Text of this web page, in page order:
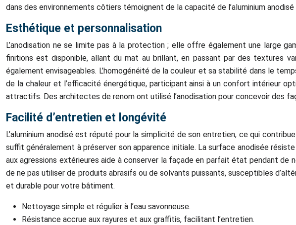
dans des environnements côtiers témoignent de la capacité de l’aluminium
Esthétique et personnalisation
L’anodisation ne se limite pas à la protection ; elle offre également une large
finitions est disponible, allant du mat au brillant, en passant par des textures
également envisageables. L’homogénéité de la couleur et sa stabilité dans le
de la chaleur et l’efficacité énergétique, participant ainsi à un confort intérieur
attractifs. Des architectes de renom ont utilisé l’anodisation pour concevoir des
Facilité d’entretien et longévité
L’aluminium anodisé est réputé pour la simplicité de son entretien, ce qui
suffit généralement à préserver son apparence initiale. La surface anodisée
aux agressions extérieures aide à conserver la façade en parfait état pendant
de ne pas utiliser de produits abrasifs ou de solvants puissants, susceptibles
et durable pour votre bâtiment.
Nettoyage simple et régulier à l’eau savonneuse.
Résistance accrue aux rayures et aux graffitis, facilitant l’entretien.